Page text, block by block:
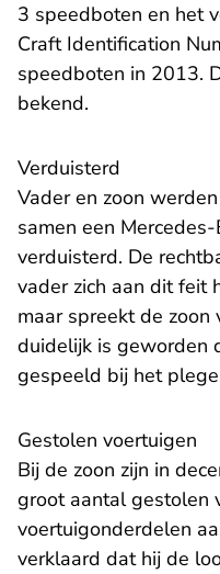
3 speedboten en het
Craft Identification
speedboten in 2013.
bekend.
​Verduisterd
Vader en zoon
samen een
verduisterd. De
vader zich aan dit feit
maar spreekt de
duidelijk is geworden
gespeeld bij het
​Gestolen voertuigen
Bij de zoon zijn in
groot aantal gestolen
voertuigonderdelen
verklaard dat hij de